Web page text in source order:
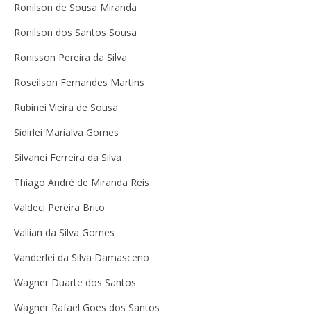
Ronilson de Sousa Miranda
Ronilson dos Santos Sousa
Ronisson Pereira da Silva
Roseilson Fernandes Martins
Rubinei Vieira de Sousa
Sidirlei Marialva Gomes
Silvanei Ferreira da Silva
Thiago André de Miranda Reis
Valdeci Pereira Brito
Vallian da Silva Gomes
Vanderlei da Silva Damasceno
Wagner Duarte dos Santos
Wagner Rafael Goes dos Santos